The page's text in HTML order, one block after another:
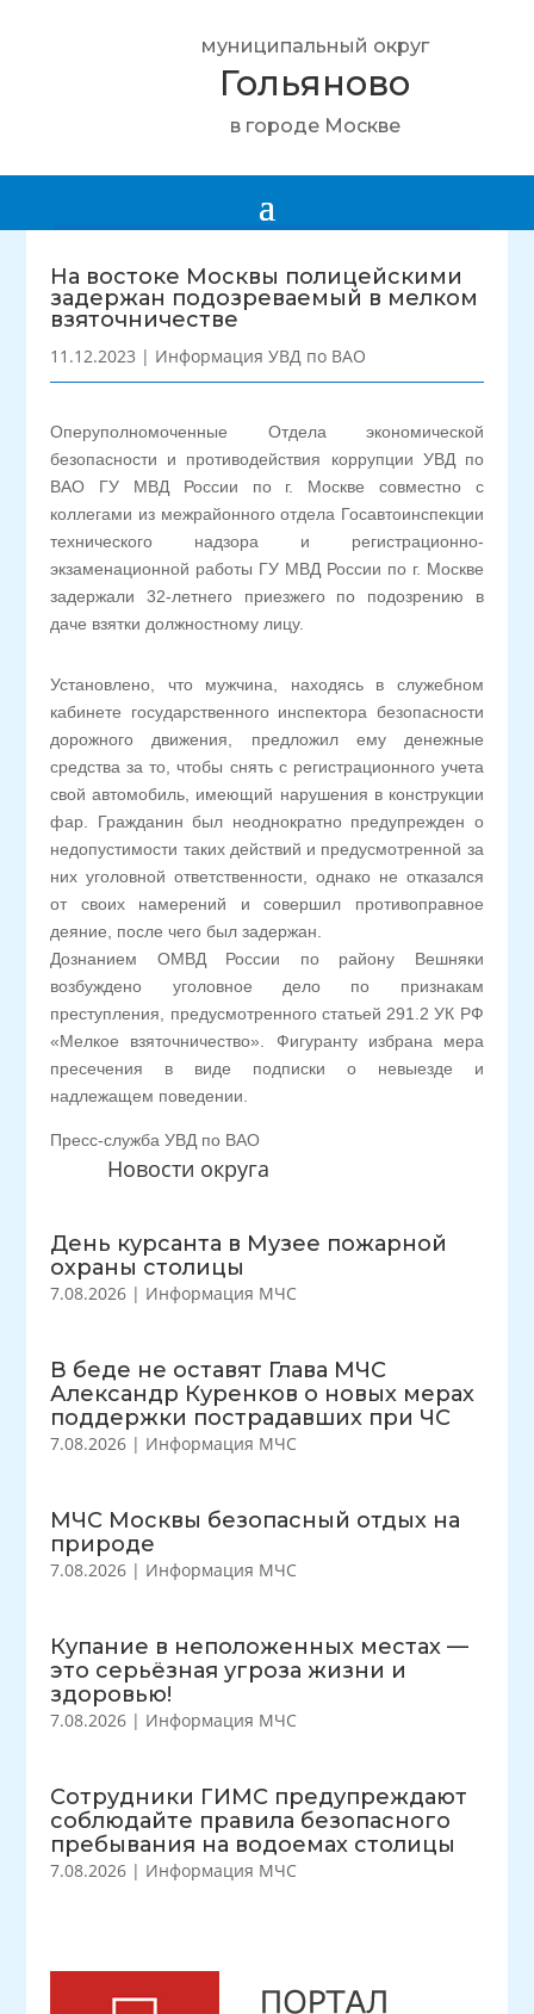
муниципальный округ
Гольяново
в городе Москве
Новости округа
День курсанта в Музее пожарной
охраны столицы
7.08.2026 | Информация МЧС
В беде не оставят Глава МЧС
Александр Куренков о новых мерах
поддержки пострадавших при ЧС
7.08.2026 | Информация МЧС
МЧС Москвы безопасный отдых на
природе
7.08.2026 | Информация МЧС
Купание в неположенных местах —
это серьёзная угроза жизни и
здоровью!
7.08.2026 | Информация МЧС
Сотрудники ГИМС предупреждают
соблюдайте правила безопасного
пребывания на водоемах столицы
7.08.2026 | Информация МЧС
На востоке Москвы полицейскими
задержан подозреваемый в мелком
взяточничестве
11.12.2023 | Информация УВД по ВАО
Оперуполномоченные Отдела экономической
безопасности и противодействия коррупции УВД по
ВАО ГУ МВД России по г. Москве совместно с
коллегами из межрайонного отдела Госавтоинспекции
технического надзора и регистрационно-
экзаменационной работы ГУ МВД России по г. Москве
задержали 32-летнего приезжего по подозрению в
даче взятки должностному лицу.
Установлено, что мужчина, находясь в служебном
кабинете государственного инспектора безопасности
дорожного движения, предложил ему денежные
средства за то, чтобы снять с регистрационного учета
свой автомобиль, имеющий нарушения в конструкции
фар. Гражданин был неоднократно предупрежден о
недопустимости таких действий и предусмотренной за
них уголовной ответственности, однако не отказался
от своих намерений и совершил противоправное
деяние, после чего был задержан.
Дознанием ОМВД России по району Вешняки
возбуждено уголовное дело по признакам
преступления, предусмотренного статьей 291.2 УК РФ
«Мелкое взяточничество». Фигуранту избрана мера
пресечения в виде подписки о невыезде и
надлежащем поведении.
Пресс-служба УВД по ВАО